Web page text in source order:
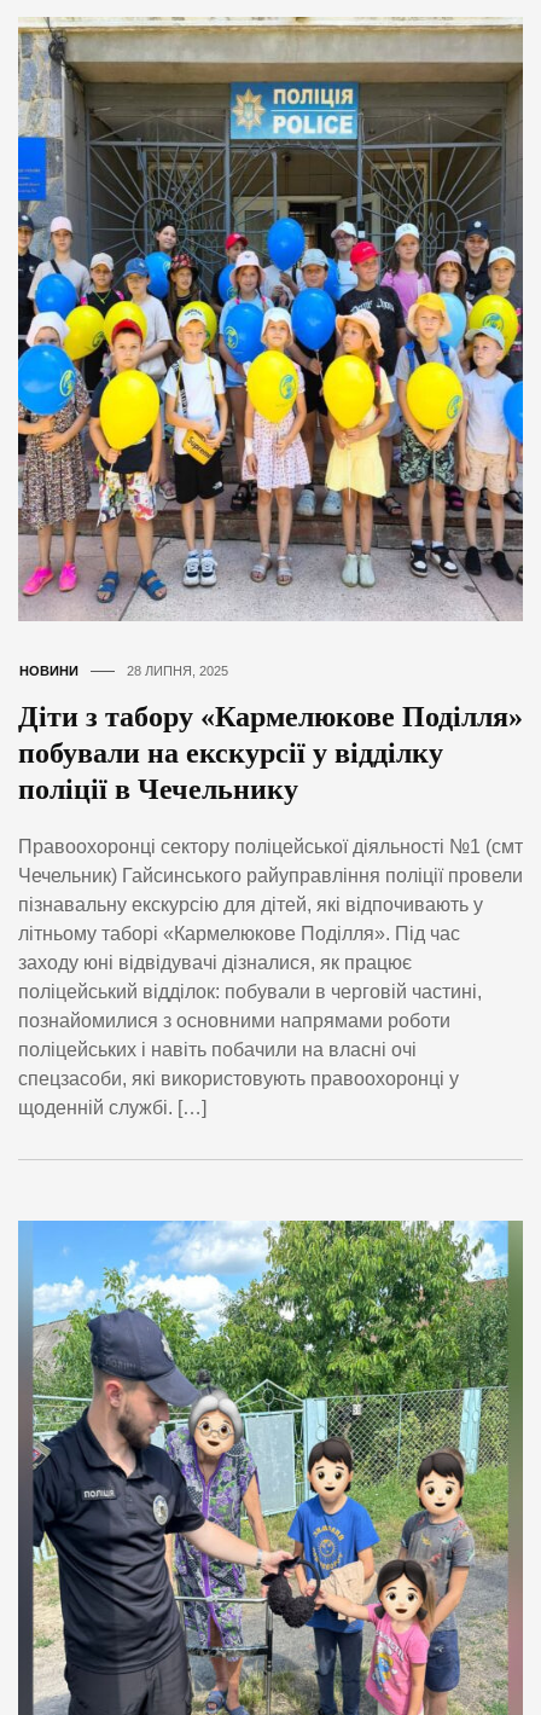
НОВИНИ 28 ЛИПНЯ, 2025
Діти з табору «Кармелюкове Поділля»
побували на екскурсії у відділку
поліції в Чечельнику
Правоохоронці сектору поліцейської діяльності №1 (смт
Чечельник) Гайсинського райуправління поліції провели
пізнавальну екскурсію для дітей, які відпочивають у
літньому таборі «Кармелюкове Поділля». Під час
заходу юні відвідувачі дізналися, як працює
поліцейський відділок: побували в черговій частині,
познайомилися з основними напрямами роботи
поліцейських і навіть побачили на власні очі
спецзасоби, які використовують правоохоронці у
щоденній службі. […]